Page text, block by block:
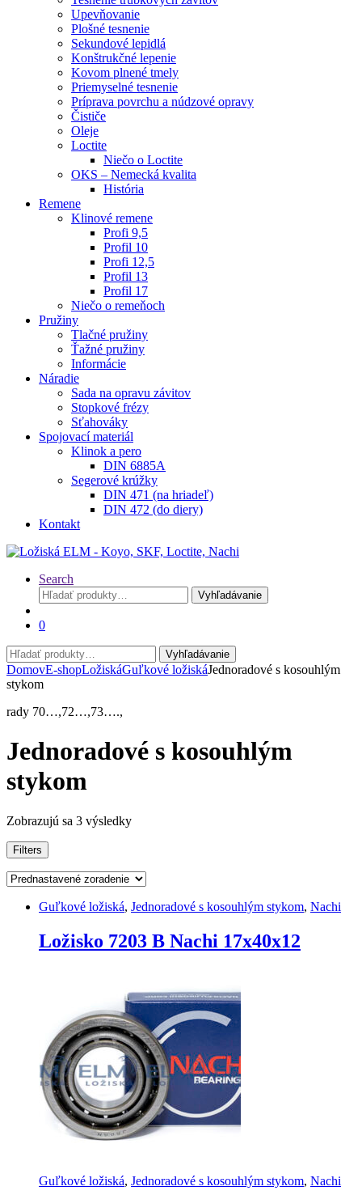
Upevňovanie
Plošné tesnenie
Sekundové lepidlá
Konštrukčné lepenie
Kovom plnené tmely
Priemyselné tesnenie
Príprava povrchu a núdzové opravy
Čističe
Oleje
Loctite
Niečo o Loctite
OKS – Nemecká kvalita
História
Remene
Klinové remene
Profi 9,5
Profil 10
Profi 12,5
Profil 13
Profil 17
Niečo o remeňoch
Pružiny
Tlačné pružiny
Ťažné pružiny
Informácie
Náradie
Sada na opravu závitov
Stopkové frézy
Sťahováky
Spojovací materiál
Klinok a pero
DIN 6885A
Segerové krúžky
DIN 471 (na hriadeľ)
DIN 472 (do diery)
Kontakt
Search
Hľadať:
Vyhľadávanie
0
Hľadať:
Vyhľadávanie
DomovE-shopLožiskáGuľkové ložiskáJednoradové s kosouhlým
stykom
rady 70…,72…,73….,
Jednoradové s kosouhlým
stykom
Zobrazujú sa 3 výsledky
Filters
Guľkové ložiská, Jednoradové s kosouhlým stykom, Nachi
Ložisko 7203 B Nachi 17x40x12
Guľkové ložiská, Jednoradové s kosouhlým stykom, Nachi